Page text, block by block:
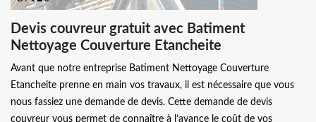
Devis couvreur gratuit avec Batiment
Nettoyage Couverture Etancheite
Avant que notre entreprise Batiment Nettoyage Couverture
Etancheite prenne en main vos travaux, il est nécessaire que vous
nous fassiez une demande de devis. Cette demande de devis
couvreur vous permet de connaître à l’avance le coût de vos